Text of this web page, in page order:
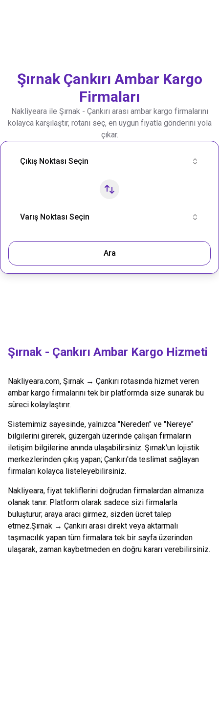
Şırnak Çankırı Ambar Kargo
Firmaları
Nakliyeara ile Şırnak- Çankırı arası ambar kargo firmalarını
kolayca karşılaştır, rotanı seç, en uygun fiyatla gönderini yola
çıkar.
Nakliye Rotası Ara
Çıkış Noktası Seçin
Varış Noktası Seçin
Ara
Şırnak - Çankırı Ambar Kargo Hizmeti
Nakliyeara.com, Şırnak → Çankırı rotasında hizmet veren
ambar kargo firmalarını tek bir platformda size sunarak bu
süreci kolaylaştırır.
Sistemimiz sayesinde, yalnızca "Nereden" ve "Nereye"
bilgilerini girerek, güzergah üzerinde çalışan firmaların
iletişim bilgilerine anında ulaşabilirsiniz. Şırnak'un lojistik
merkezlerinden çıkış yapan; Çankırı'da teslimat sağlayan
firmaları kolayca listeleyebilirsiniz.
Nakliyeara, fiyat tekliflerini doğrudan firmalardan almanıza
olanak tanır. Platform olarak sadece sizi firmalarla
buluşturur; araya aracı girmez, sizden ücret talep
etmez.Şırnak → Çankırı arası direkt veya aktarmalı
taşımacılık yapan tüm firmalara tek bir sayfa üzerinden
ulaşarak, zaman kaybetmeden en doğru kararı verebilirsiniz.